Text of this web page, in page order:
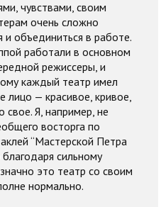
чувствами, своим
очень сложно
и объединиться в работе.
работали в основном
режиссеры, и
каждый театр имел
лицо — красивое, кривое,
свое. Я, например, не
восторга по
“Мастерской Петра
сильному
это театр со своим
нормально.